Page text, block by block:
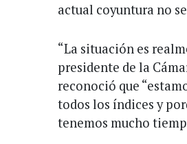
actual coyuntura no
“La situación es
presidente de la
reconoció que
todos los índices y
tenemos mucho